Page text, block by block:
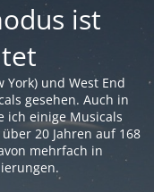
ist
York) und West End
gesehen. Auch in
ich einige Musicals
20 Jahren auf 168
mehrfach in